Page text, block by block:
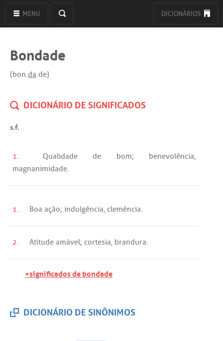
MENU DICIONÁRIOS
Bondade
(bon.da.de)
DICIONÁRIO DE SIGNIFICADOS
s.f.
1. Qualidade de bom; benevolência,
magnanimidade.
1. Boa ação; indulgência, clemência.
2. Atitude amável; cortesia, brandura.
+significados de bondade
DICIONÁRIO DE SINÔNIMOS